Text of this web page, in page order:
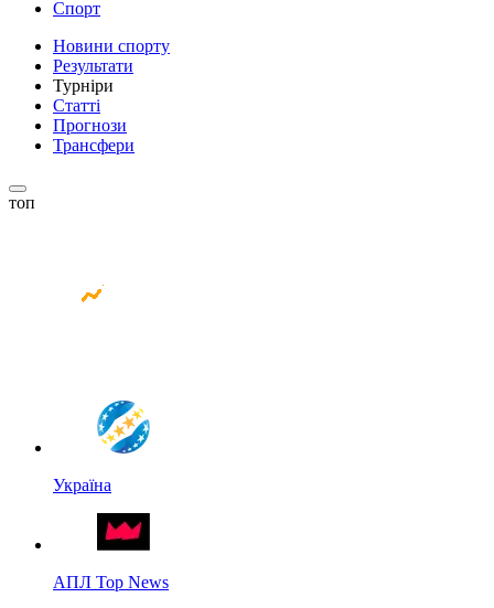
Спорт
Новини спорту
Результати
Турніри
Статті
Прогнози
Трансфери
топ
Україна
АПЛ Top News